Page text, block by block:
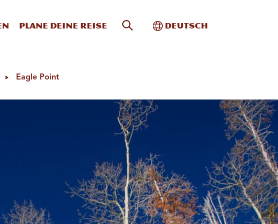
Plane deine Reise Website-Suche
Toggle International
Deutsch
Eagle Point